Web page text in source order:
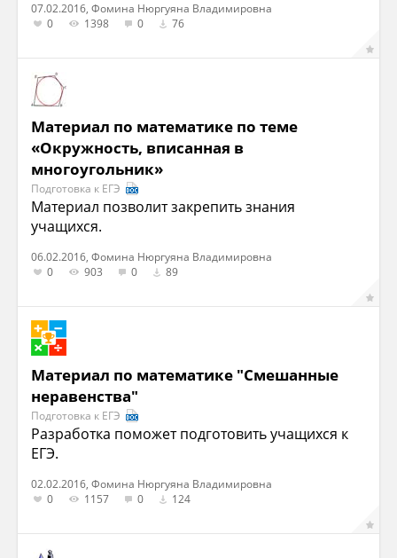
07.02.2016, Фомина Нюргуяна Владимировна
0
1398 0 76
Материал по математике по теме
«Окружность, вписанная в
многоугольник»
Подготовка к ЕГЭ
Материал позволит закрепить знания
учащихся.
06.02.2016, Фомина Нюргуяна Владимировна
0
903 0 89
Материал по математике "Смешанные
неравенства"
Подготовка к ЕГЭ
Разработка поможет подготовить учащихся к
ЕГЭ.
02.02.2016, Фомина Нюргуяна Владимировна
0
1157 0 124